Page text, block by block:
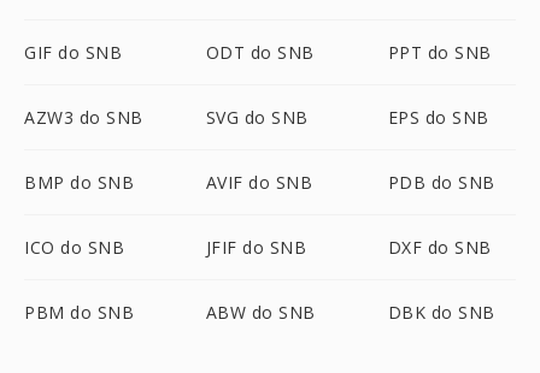
GIF do SNB ODT do SNB PPT do SNB
AZW3 do SNB SVG do SNB EPS do SNB
BMP do SNB AVIF do SNB PDB do SNB
ICO do SNB JFIF do SNB DXF do SNB
PBM do SNB ABW do SNB DBK do SNB